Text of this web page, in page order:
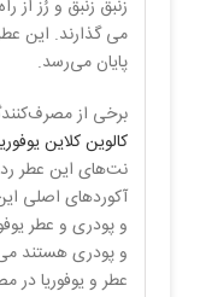
زنبق زنبق و رُز از
می گذارند. این
پایان می‌رسد.
برخی از
کالوین کلاین
نت‌های این عطر رد
آکوردهای اصلی
و پودری و عطر
و پودری هستند
عطر و یوفوریا